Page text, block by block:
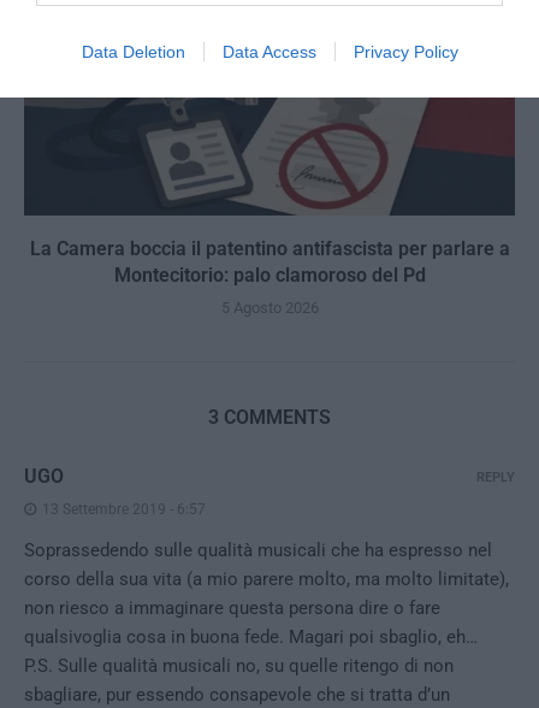
Data Deletion Data Access Privacy Policy
La Camera boccia il patentino antifascista per parlare a
Montecitorio: palo clamoroso del Pd
5 Agosto 2026
3 COMMENTS
UGO
13 Settembre 2019 - 6:57
Soprassedendo sulle qualità musicali che ha espresso nel
corso della sua vita (a mio parere molto, ma molto limitate),
non riesco a immaginare questa persona dire o fare
qualsivoglia cosa in buona fede. Magari poi sbaglio, eh…
P.S. Sulle qualità musicali no, su quelle ritengo di non
sbagliare, pur essendo consapevole che si tratta d’un
REPLY